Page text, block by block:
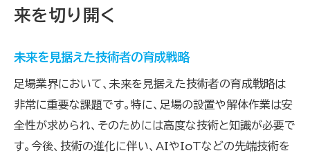
来を切り開く
未来を見据えた技術者の育成戦略
足場業界において、未来を見据えた技術者の育成戦略は
非常に重要な課題です。特に、足場の設置や解体作業は安
全性が求められ、そのためには高度な技術と知識が必要で
す。今後、技術の進化に伴い、AIやIoTなどの先端技術を